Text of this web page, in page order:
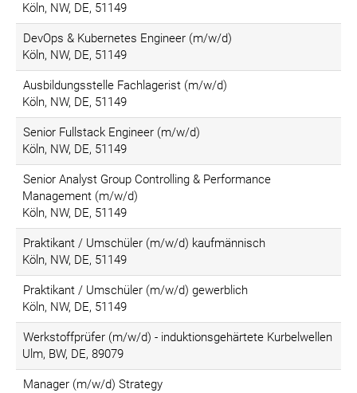
Köln, NW, DE, 51149
DevOps & Kubernetes Engineer (m/w/d)
Köln, NW, DE, 51149
Ausbildungsstelle Fachlagerist (m/w/d)
Köln, NW, DE, 51149
Senior Fullstack Engineer (m/w/d)
Köln, NW, DE, 51149
Senior Analyst Group Controlling & Performance
Management (m/w/d)
Köln, NW, DE, 51149
Praktikant / Umschüler (m/w/d) kaufmännisch
Köln, NW, DE, 51149
Praktikant / Umschüler (m/w/d) gewerblich
Köln, NW, DE, 51149
Werkstoffprüfer (m/w/d) - induktionsgehärtete Kurbelwellen
Ulm, BW, DE, 89079
Manager (m/w/d) Strategy